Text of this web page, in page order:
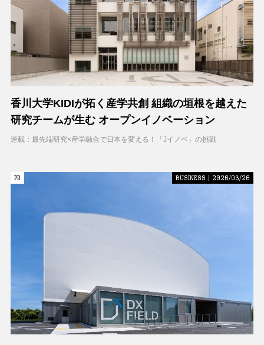
香川大学KIDIが拓く産学共創 組織の垣根を越えた
研究チームが生む オープンイノベーション
連載：最先端研究×産学融合で日本を変える！「Jイノベ」の挑戦
PR
PR BUSINESS | 2026/03/26